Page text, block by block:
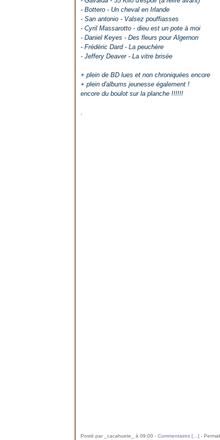
- Bottero - Un cheval en Irlande
- San antonio - Valsez pouffiasses
- Cyril Massarotto - dieu est un pote à moi
- Daniel Keyes - Des fleurs pour Algernon
- Frédéric Dard - La peuchère
- Jeffery Deaver - La vitre brisée
+ plein de BD lues et non chroniquées encore
+ plein d'albums jeunesse également !
encore du boulot sur la planche !!!!!!
.
Posté par _cacahuete_ à 09:00 - Commentaires [ ] -